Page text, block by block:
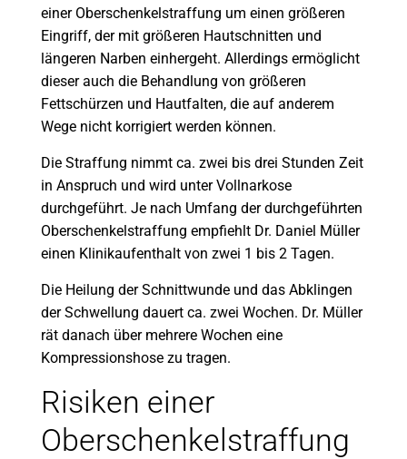
einer Oberschenkelstraffung um einen größeren
Eingriff, der mit größeren Hautschnitten und
längeren Narben einhergeht. Allerdings ermöglicht
dieser auch die Behandlung von größeren
Fettschürzen und Hautfalten, die auf anderem
Wege nicht korrigiert werden können.
Die Straffung nimmt ca. zwei bis drei Stunden Zeit
in Anspruch und wird unter Vollnarkose
durchgeführt. Je nach Umfang der durchgeführten
Oberschenkelstraffung empfiehlt Dr. Daniel Müller
einen Klinikaufenthalt von zwei 1 bis 2 Tagen.
Die Heilung der Schnittwunde und das Abklingen
der Schwellung dauert ca. zwei Wochen. Dr. Müller
rät danach über mehrere Wochen eine
Kompressionshose zu tragen.
Risiken einer
Oberschenkelstraffung